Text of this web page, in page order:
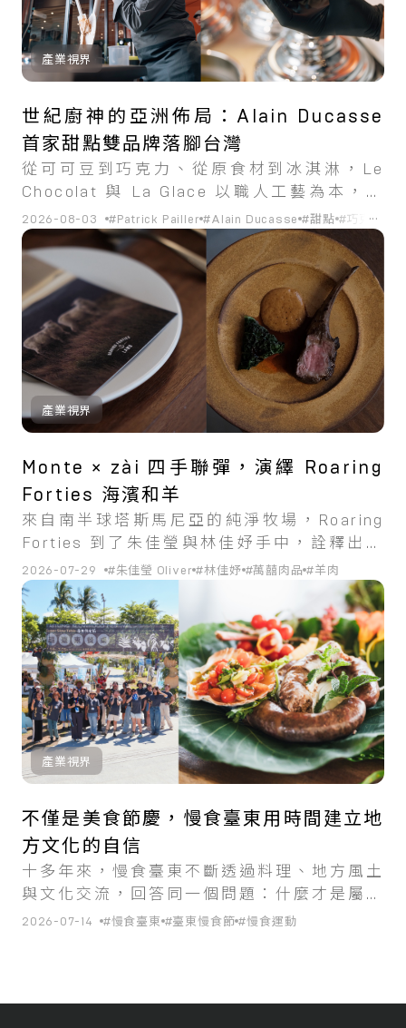
產業視界
世紀廚神的亞洲佈局：Alain Ducasse
首家甜點雙品牌落腳台灣
從可可豆到巧克力、從原食材到冰淇淋，Le
Chocolat 與 La Glace 以職人工藝為本，將
Alain Ducasse 的甜點哲學帶進台北。
2026-08-03 #Patrick Pailler #Alain Ducasse #甜點 #巧克力
...
產業視界
Monte × zài 四手聯彈，演繹 Roaring
Forties 海濱和羊
來自南半球塔斯馬尼亞的純淨牧場，Roaring
Forties 到了朱佳瑩與林佳妤手中，詮釋出兩
種樣貌。
2026-07-29 #朱佳瑩 Oliver #林佳妤 #萬囍肉品 #羊肉
產業視界
不僅是美食節慶，慢食臺東用時間建立地
方文化的自信
十多年來，慢食臺東不斷透過料理、地方風土
與文化交流，回答同一個問題：什麼才是屬於
台東的味道？
2026-07-14 #慢食臺東 #臺東慢食節 #慢食運動